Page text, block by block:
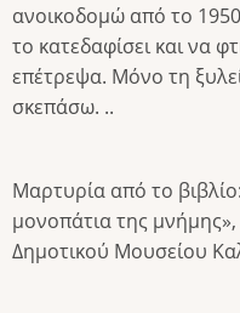
ανοικοδομώ από το
το κατεδαφίσει και να
επέτρεψα. Μόνο τη
σκεπάσω. ..
Μαρτυρία από το
μονοπάτια της
Δημοτικού Μουσείου